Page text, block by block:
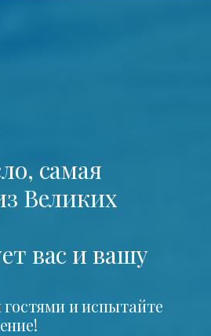
самая
Великих
вас и вашу
и испытайте